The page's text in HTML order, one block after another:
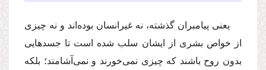
یعنی پیامبران گذشته، نه غیرانسان بوده‌اند و نه چیزی
از خواص بشری از ایشان سلب شده است تا جسدهایی
بدون روح باشند كه چیزی نمی‌خورند و نمی‌آشامند؛ بلكه